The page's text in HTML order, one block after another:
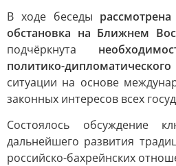
В ходе беседы
обстановка на Ближнем
подчёркнута
политико-
ситуации на основе
законных интересов всех
Состоялось обсуждение
дальнейшего развития
российско-бахрейнских